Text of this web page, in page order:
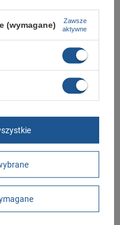
Dodaj do porównania
zł-179,00 zł
Dodaj do porównania
(wymagane)
Zawsze
aktywne